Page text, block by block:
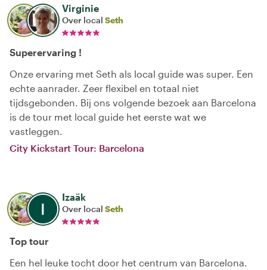
Virginie
Over local Seth
Superervaring !
Onze ervaring met Seth als local guide was super. Een
echte aanrader. Zeer flexibel en totaal niet
tijdsgebonden. Bij ons volgende bezoek aan Barcelona
is de tour met local guide het eerste wat we
vastleggen.
City Kickstart Tour: Barcelona
Izaäk
Over local Seth
Top tour
Een hel leuke tocht door het centrum van Barcelona.